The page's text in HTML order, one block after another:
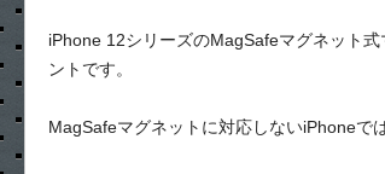
iPhone 12シリーズのMagSafeマグネット
ントです。
MagSafeマグネットに対応しないiPhoneで